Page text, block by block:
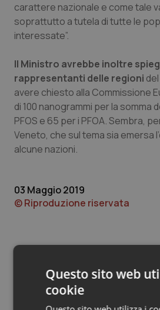
Umbria
Veneto
Oftalmologia
Oncoematologia
Oncologia & Nutrizione
Psoriasi & pelle
Quotidiano Chirurgia
Rene & patologie
carattere nazionale e come tale
soprattutto a tutela di tutte le
interessate”.
Il Ministro avrebbe inoltre
rappresentanti delle regioni
avere chiesto alla Commissione
di 100 nanogrammi per la somma
PFOS e 65 per i PFOA. Sembra,
Veneto, che sul tema sia emersa
alcune nazioni.
03 Maggio 2019
© Riproduzione riservata
Questo sito web
cookie